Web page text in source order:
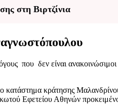
στη Βιρτζίνια
που δεν είναι
κράτησης
Εφετείου Αθηνών